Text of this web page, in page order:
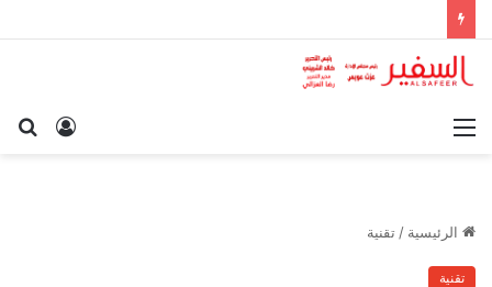
تسجيل
الرئيسية / تقنية
تقنية